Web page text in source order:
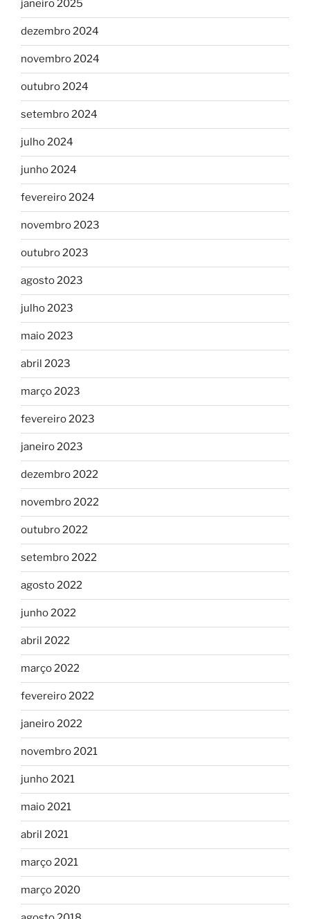
janeiro 2025
dezembro 2024
novembro 2024
outubro 2024
setembro 2024
julho 2024
junho 2024
fevereiro 2024
novembro 2023
outubro 2023
agosto 2023
julho 2023
maio 2023
abril 2023
março 2023
fevereiro 2023
janeiro 2023
dezembro 2022
novembro 2022
outubro 2022
setembro 2022
agosto 2022
junho 2022
abril 2022
março 2022
fevereiro 2022
janeiro 2022
novembro 2021
junho 2021
maio 2021
abril 2021
março 2021
março 2020